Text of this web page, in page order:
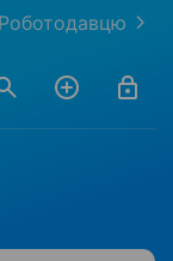
Роботодавцю